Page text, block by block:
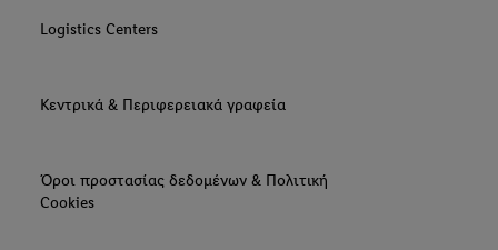
Logistics Centers
Κεντρικά & Περιφερειακά γραφεία
Όροι προστασίας δεδομένων & Πολιτική
Cookies